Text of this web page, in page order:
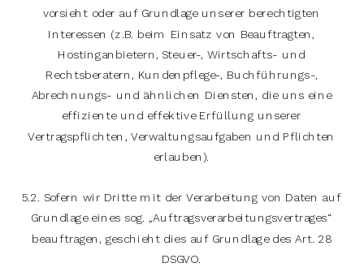
vorsieht oder auf Grundlage unserer berechtigten
Interessen (z.B. beim Einsatz von Beauftragten,
Hostinganbietern, Steuer-, Wirtschafts- und
Rechtsberatern, Kundenpflege-, Buchführungs-,
Abrechnungs- und ähnlichen Diensten, die uns eine
effiziente und effektive Erfüllung unserer
Vertragspflichten, Verwaltungsaufgaben und Pflichten
erlauben).
5.2. Sofern wir Dritte mit der Verarbeitung von Daten auf
Grundlage eines sog. „Auftragsverarbeitungsvertrages“
beauftragen, geschieht dies auf Grundlage des Art. 28
DSGVO.